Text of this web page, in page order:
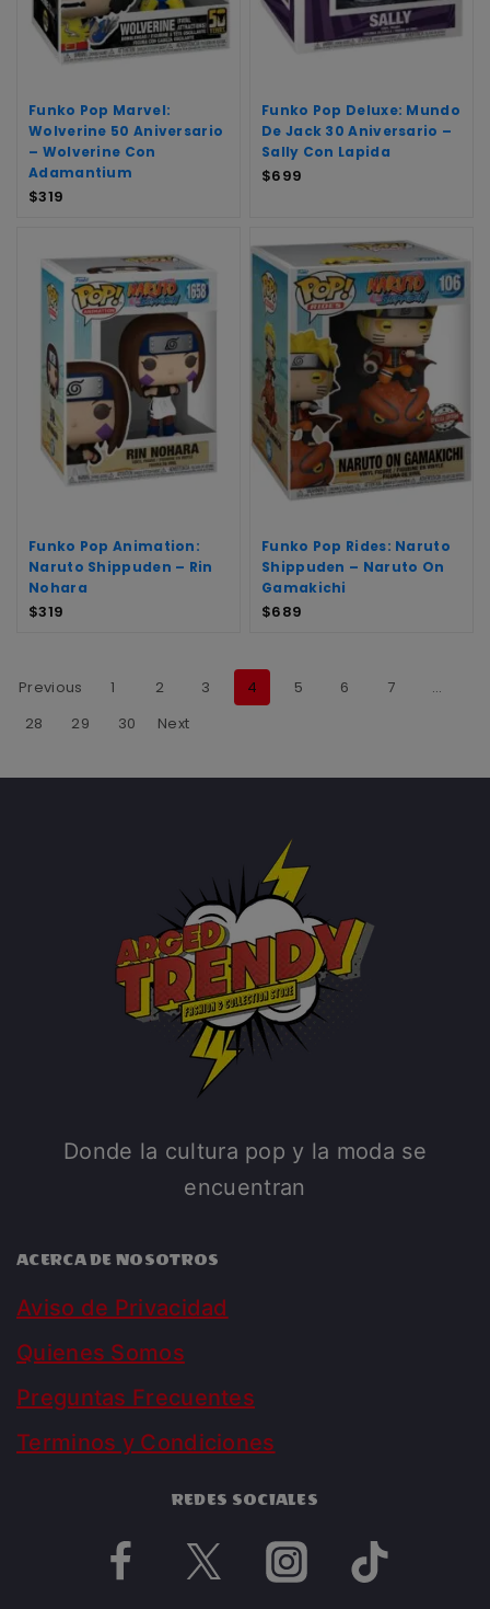
Funko Pop Marvel:
Wolverine 50 Aniversario
– Wolverine Con
Adamantium
$319
Funko Pop Deluxe: Mundo
De Jack 30 Aniversario –
Sally Con Lapida
$699
Funko Pop Animation:
Naruto Shippuden – Rin
Nohara
$319
Funko Pop Rides: Naruto
Shippuden – Naruto On
Gamakichi
$689
Previous 1 2 3 4 5 6 7
…
28
29 30 Next
Donde la cultura pop y la moda se
encuentran
ACERCA DE NOSOTROS
Aviso de Privacidad
Quienes Somos
Preguntas Frecuentes
Terminos y Condiciones
REDES SOCIALES